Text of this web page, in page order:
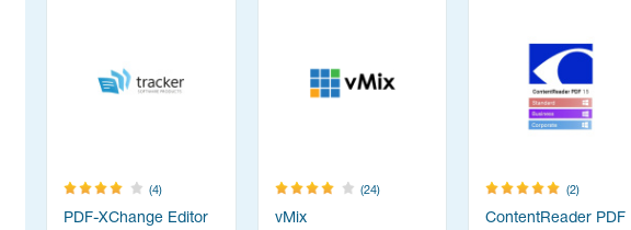
(4)
PDF-XChange Editor
(24)
vMix
(2)
ContentReader PDF